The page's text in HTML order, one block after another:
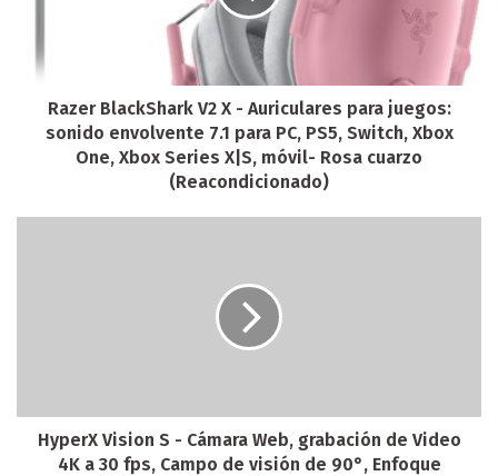
Razer BlackShark V2 X - Auriculares para juegos:
sonido envolvente 7.1 para PC, PS5, Switch, Xbox
One, Xbox Series X|S, móvil- Rosa cuarzo
(Reacondicionado)
HyperX Vision S - Cámara Web, grabación de Video
4K a 30 fps, Campo de visión de 90°, Enfoque